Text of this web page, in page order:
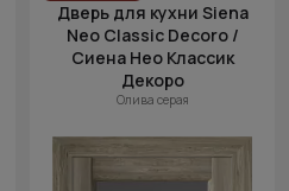
Дверь для кухни Siena
Neo Classic Decoro /
Сиена Нео Классик
Декоро
Олива серая